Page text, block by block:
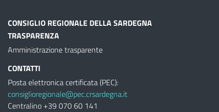
CONSIGLIO REGIONALE DELLA SARDEGNA
TRASPARENZA
Amministrazione trasparente
CONTATTI
Posta elettronica certificata (PEC):
consiglioregionale@pec.crsardegna.it
Centralino +39 070 60 141